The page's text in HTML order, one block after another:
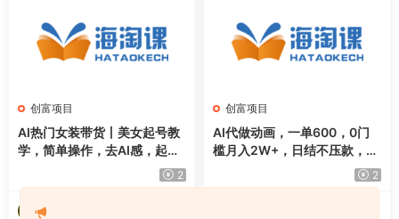
创富项目
AI热门女装带货丨美女起号教
学，简单操作，去AI感，起号
2
海淘资源网
创富项目
AI代做动画，一单600，0门
槛月入2W+，日结不压款，长
2